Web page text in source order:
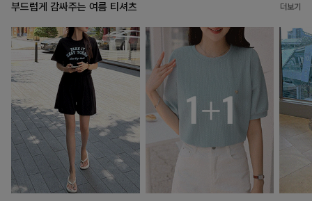
부드럽게 감싸주는 여름 티셔츠 더보기